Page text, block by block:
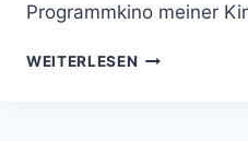
Programmkino meiner
WEITERLESEN THE